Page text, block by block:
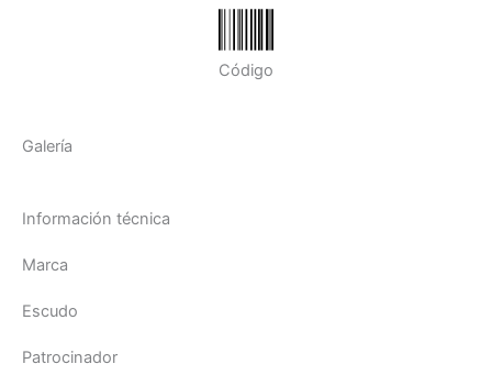
Código
Galería
Información técnica
Marca
Escudo
Patrocinador